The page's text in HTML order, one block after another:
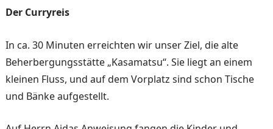
Der Curryreis
In ca. 30 Minuten erreichten wir unser Ziel, die alte
Beher­bergungsstätte „Kasamatsu“. Sie liegt an einem
kleinen Fluss, und auf dem Vorplatz sind schon Tische
und Bänke aufgestellt.